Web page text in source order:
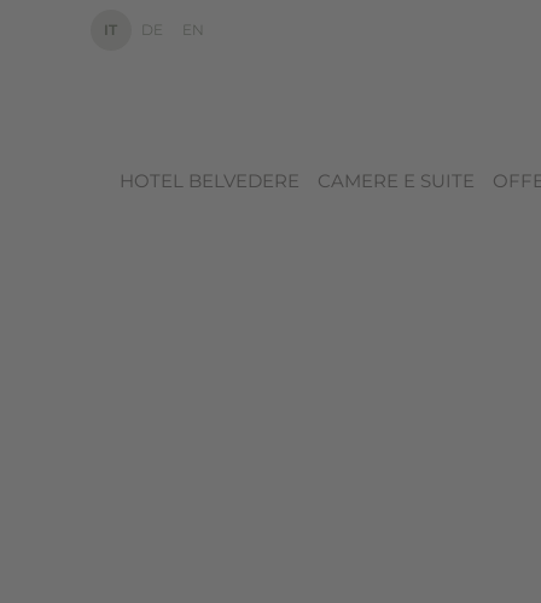
IT DE EN
HOTEL BELVEDERE CAMERE E SUITE